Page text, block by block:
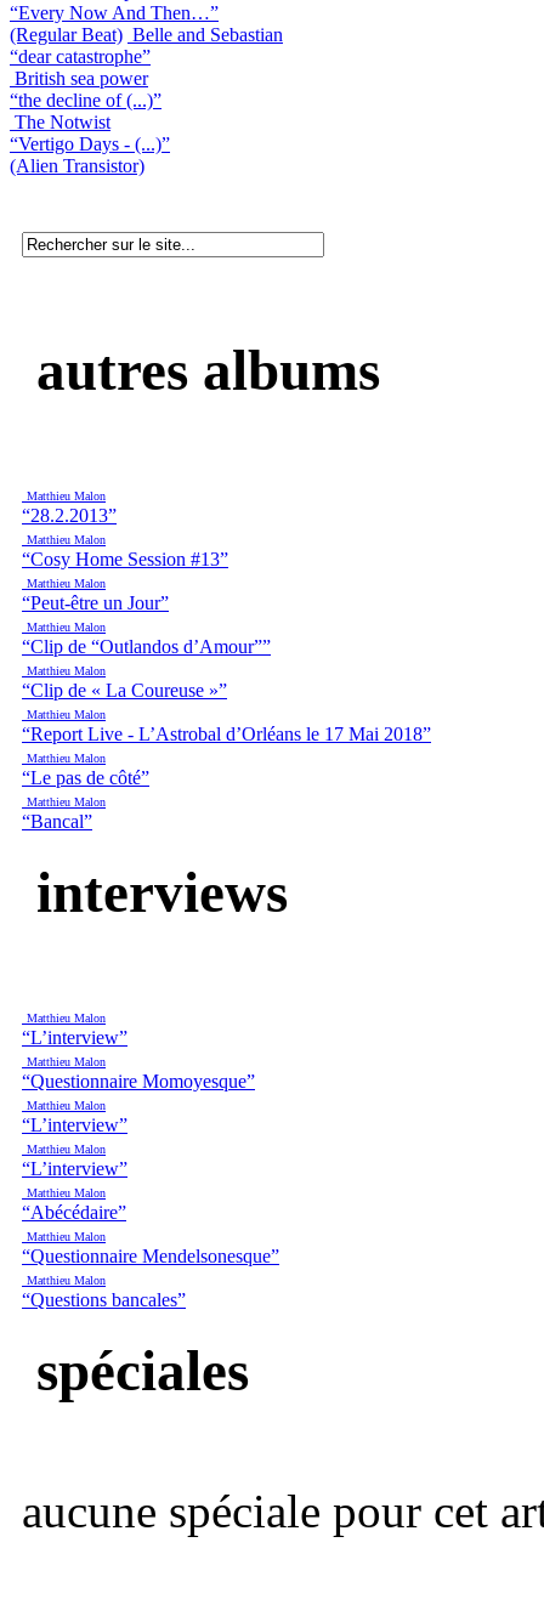
“Every Now And Then…”
(Regular Beat) Belle and Sebastian
“dear catastrophe”
British sea power
“the decline of (...)”
The Notwist
“Vertigo Days - (...)”
(Alien Transistor)
autres albums
Matthieu Malon
“28.2.2013”
Matthieu Malon
“Cosy Home Session #13”
Matthieu Malon
“Peut-être un Jour”
Matthieu Malon
“Clip de “Outlandos d’Amour””
Matthieu Malon
“Clip de « La Coureuse »”
Matthieu Malon
“Report Live - L’Astrobal d’Orléans le 17 Mai 2018”
Matthieu Malon
“Le pas de côté”
Matthieu Malon
“Bancal”
interviews
Matthieu Malon
“L’interview”
Matthieu Malon
“Questionnaire Momoyesque”
Matthieu Malon
“L’interview”
Matthieu Malon
“L’interview”
Matthieu Malon
“Abécédaire”
Matthieu Malon
“Questionnaire Mendelsonesque”
Matthieu Malon
“Questions bancales”
spéciales
aucune spéciale pour cet